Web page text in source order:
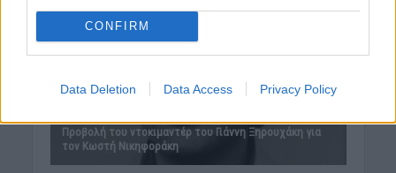
CONFIRM
Data Deletion Data Access Privacy Policy